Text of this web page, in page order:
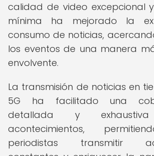
calidad de video excepcional
mínima ha mejorado la
consumo de noticias,
los eventos de una manera
envolvente.
La transmisión de noticias en
5G ha facilitado una
detallada y
acontecimientos,
periodistas transmitir